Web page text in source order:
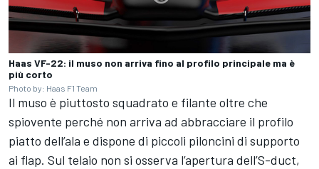
Haas VF-22: il muso non arriva fino al profilo principale ma è
più corto
Photo by: Haas F1 Team
Il muso è piuttosto squadrato e filante oltre che
spiovente perché non arriva ad abbracciare il profilo
piatto dell’ala e dispone di piccoli piloncini di supporto
ai flap. Sul telaio non si osserva l’apertura dell’S-duct,